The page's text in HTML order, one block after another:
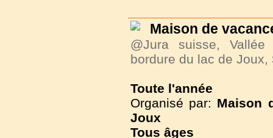
Maison de
@Jura suisse,
bordure du lac de Joux,
Toute l'année
Organisé par: Maison
Joux
Tous âges